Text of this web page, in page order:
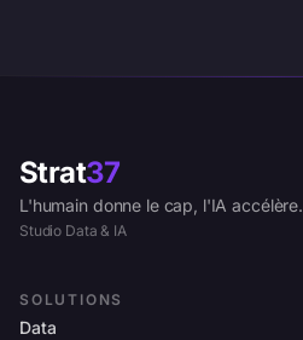
Strat37
L'humain donne le cap, l'IA accélère.
Studio Data & IA
SOLUTIONS
Data